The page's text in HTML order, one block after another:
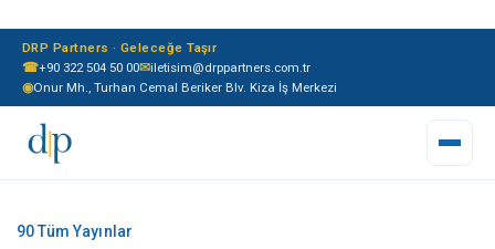
☎+90 322 504 50 00✉iletisim@drppartners.com.tr
◉Onur Mh., Turhan Cemal Beriker Blv. Kiza İş Merkezi
DRP Partners · Geleceğe Taşır